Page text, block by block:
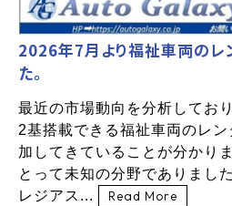
2026年7月より福祉車両のレ
た。
最近の市場動向を分析してお
2基搭載できる福祉車両のレ
加してきていることが分かり
とって未知の分野でありまし
レジアス...
Read More